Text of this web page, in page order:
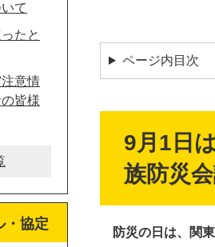
ページ内目次
9月1日
族防災
防災の日は、関東
て
たと
意情
皆様
・協定